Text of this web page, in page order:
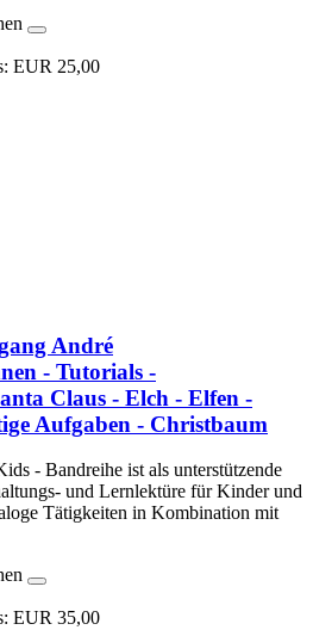
EUR 25,00
André
- Tutorials -
Claus - Elch - Elfen -
Aufgaben - Christbaum
- Bandreihe ist als unterstützende
und Lernlektüre für Kinder und
Tätigkeiten in Kombination mit
EUR 35,00